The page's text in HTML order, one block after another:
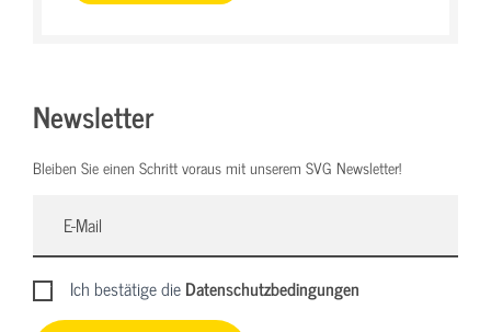
Newsletter
Bleiben Sie einen Schritt voraus mit unserem SVG Newsletter!
Ich bestätige dieDatenschutzbedingungen